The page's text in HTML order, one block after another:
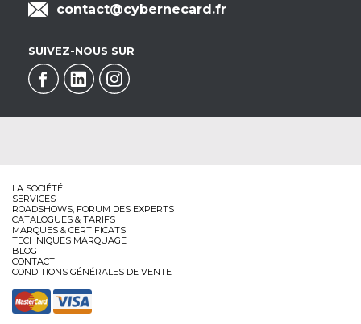
contact@cybernecard.fr
SUIVEZ-NOUS SUR
LA SOCIÉTÉ
SERVICES
ROADSHOWS, FORUM DES EXPERTS
CATALOGUES & TARIFS
MARQUES & CERTIFICATS
TECHNIQUES MARQUAGE
BLOG
CONTACT
CONDITIONS GÉNÉRALES DE VENTE